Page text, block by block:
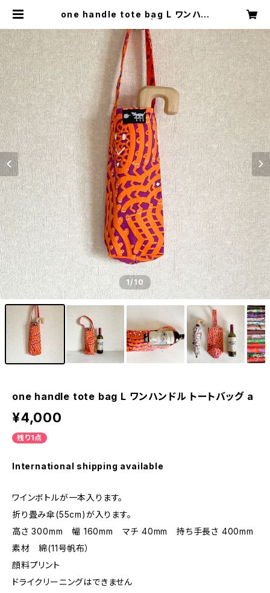
one handle tote bag L ワンハン
1/10
one handle tote bag L ワンハンドル トートバッグ a
¥4,000
残り1点
International shipping available
ワインボトルが一本入ります。
折り畳み傘(55cm)が入ります。
高さ 300mm 幅 160mm マチ 40mm 持ち手長さ 400mm
素材 綿(11号帆布）
顔料プリント
ドライクリーニングはできません